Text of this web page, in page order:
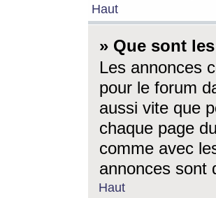
Haut
» Que sont
Les annonces
pour le forum
aussi vite que
chaque page
comme avec
annonces sont
Haut